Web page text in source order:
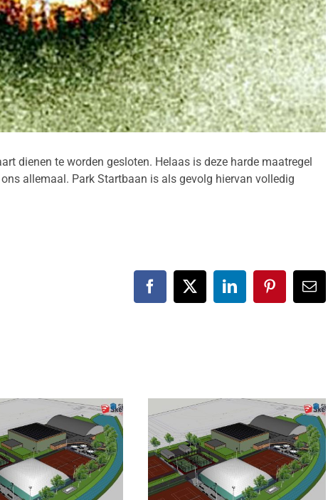
dienen te worden gesloten. Helaas is deze harde maatregel
allemaal. Park Startbaan is als gevolg hiervan volledig
Facebook
X LinkedInPinterest
E-
mail